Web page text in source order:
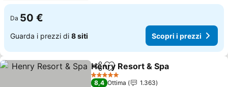
Da 50 €
Guarda i prezzi di 8 siti Scopri i prezzi
CondividiAggiungi ai preferiti
Henry Resort & Spa
5 Stelle
8,4 Ottima
1.363